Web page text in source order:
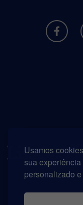
Usamos
sua
personalizado